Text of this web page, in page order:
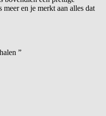
en je merkt aan alles dat
”